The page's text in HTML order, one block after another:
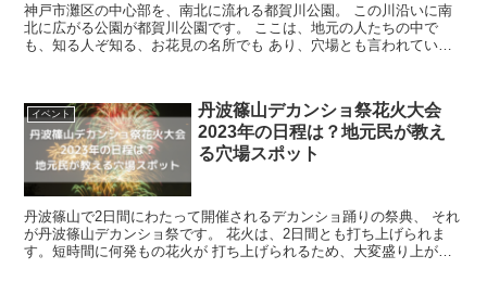
神戸市灘区の中心部を、南北に流れる都賀川公園。 この川沿いに南
北に広がる公園が都賀川公園です。 ここは、地元の人たちの中で
も、知る人ぞ知る、お花見の名所でも あり、穴場とも言われていま
イベント
丹波篠山デカンショ祭花火大会
2023年の日程は？地元民が教え
る穴場スポット
丹波篠山で2日間にわたって開催されるデカンショ踊りの祭典、 それ
が丹波篠山デカンショ祭です。 花火は、2日間とも打ち上げられま
す。短時間に何発もの花火が 打ち上げられるため、大変盛り上がり